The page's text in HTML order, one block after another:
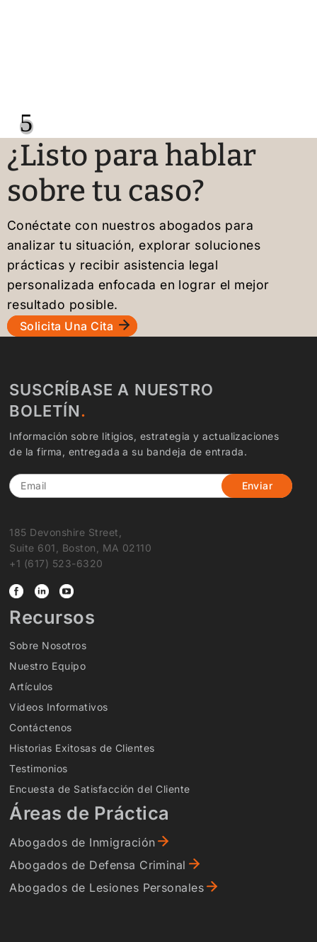
5
¿Listo para hablar
sobre tu caso?
Conéctate con nuestros abogados para
analizar tu situación, explorar soluciones
prácticas y recibir asistencia legal
personalizada enfocada en lograr el mejor
resultado posible.
Solicita Una Cita
SUSCRÍBASE A NUESTRO
BOLETÍN
Información sobre litigios, estrategia y actualizaciones
de la firma, entregada a su bandeja de entrada.
Email
185 Devonshire Street,
Suite 601, Boston, MA 02110
+1 (617) 523-6320
Recursos
Sobre Nosotros
Nuestro Equipo
Artículos
Videos Informativos
Contáctenos
Historias Exitosas de Clientes
Testimonios
Encuesta de Satisfacción del Cliente
Áreas de Práctica
Abogados de Inmigración
Abogados de Defensa Criminal
Abogados de Lesiones Personales